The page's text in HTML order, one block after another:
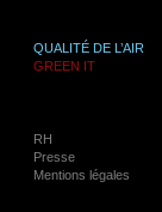
QUALITÉ DE L’AIR
GREEN IT
RH
Presse
Mentions légales